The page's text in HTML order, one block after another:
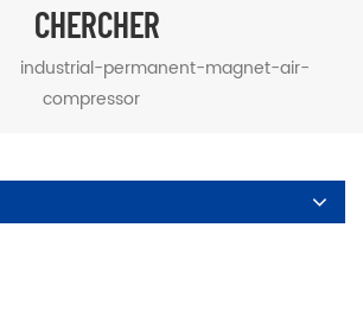
CHERCHER
industrial-permanent-magnet-air-
compressor